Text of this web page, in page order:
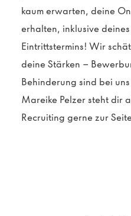
kaum erwarten, deine
erhalten, inklusive
Eintrittstermins! Wir
deine Stärken –
Behinderung sind bei
Mareike Pelzer steht dir
Recruiting gerne zur